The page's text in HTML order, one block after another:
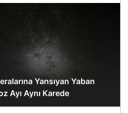
Yansıyan Yaban
Ayı Aynı Karede